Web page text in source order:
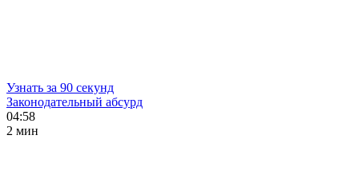
Узнать за 90 секунд
Законодательный абсурд
04:58
2 мин